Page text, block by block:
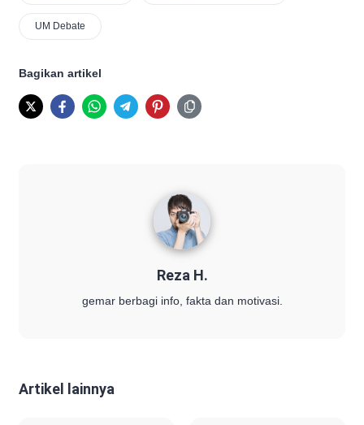
UM Debate
Bagikan artikel
Reza H.
gemar berbagi info, fakta dan motivasi.
Artikel lainnya